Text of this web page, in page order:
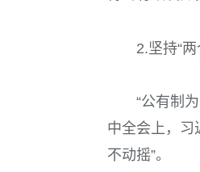
2.坚持“
“公有制
中全会上，习
不动摇”。